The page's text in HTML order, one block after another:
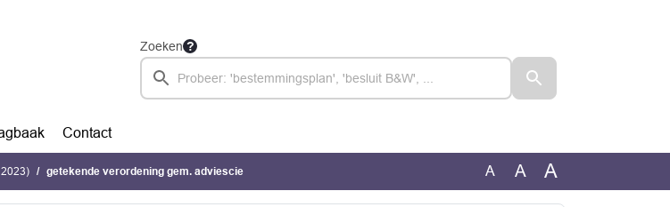
Zoeken
Contact
getekende verordening gem. adviescie A A A